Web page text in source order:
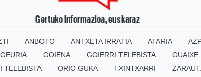
Gertuko informazioa, euskaraz
ANBOTO ANTXETA IRRATIA ATARIA
GEURIA GOIENA GOIERRI TELEBISTA GUAIXE
TELEBISTA ORIO GUKA TXINTXARRI